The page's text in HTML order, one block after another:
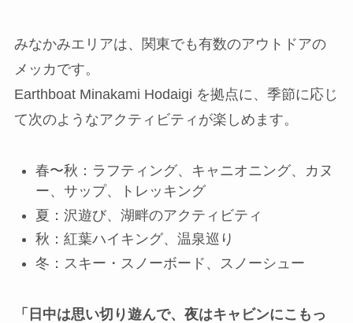
みなかみエリアは、関東でも有数のアウトドアの
メッカです。
Earthboat Minakami Hodaigi を拠点に、季節に応じ
て次のようなアクティビティが楽しめます。
春〜秋：ラフティング、キャニオニング、カヌ
ー、サップ、トレッキング
夏：沢遊び、湖畔のアクティビティ
秋：紅葉ハイキング、温泉巡り
冬：スキー・スノーボード、スノーシュー
「日中は思い切り遊んで、夜はキャビンにこもっ